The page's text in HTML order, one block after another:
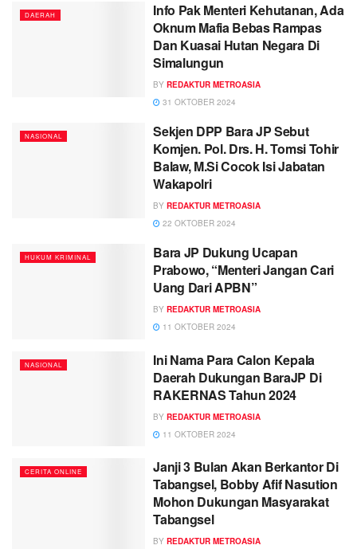
DAERAH
Info Pak Menteri Kehutanan, Ada
Oknum Mafia Bebas Rampas
Dan Kuasai Hutan Negara Di
Simalungun
BY REDAKTUR METROASIA
31 OKTOBER 2024
NASIONAL
Sekjen DPP Bara JP Sebut
Komjen. Pol. Drs. H. Tomsi Tohir
Balaw, M.Si Cocok Isi Jabatan
Wakapolri
BY REDAKTUR METROASIA
22 OKTOBER 2024
HUKUM KRIMINAL
Bara JP Dukung Ucapan
Prabowo, “Menteri Jangan Cari
Uang Dari APBN”
BY REDAKTUR METROASIA
11 OKTOBER 2024
NASIONAL
Ini Nama Para Calon Kepala
Daerah Dukungan BaraJP Di
RAKERNAS Tahun 2024
BY REDAKTUR METROASIA
11 OKTOBER 2024
CERITA ONLINE
Janji 3 Bulan Akan Berkantor Di
Tabangsel, Bobby Afif Nasution
Mohon Dukungan Masyarakat
Tabangsel
BY REDAKTUR METROASIA